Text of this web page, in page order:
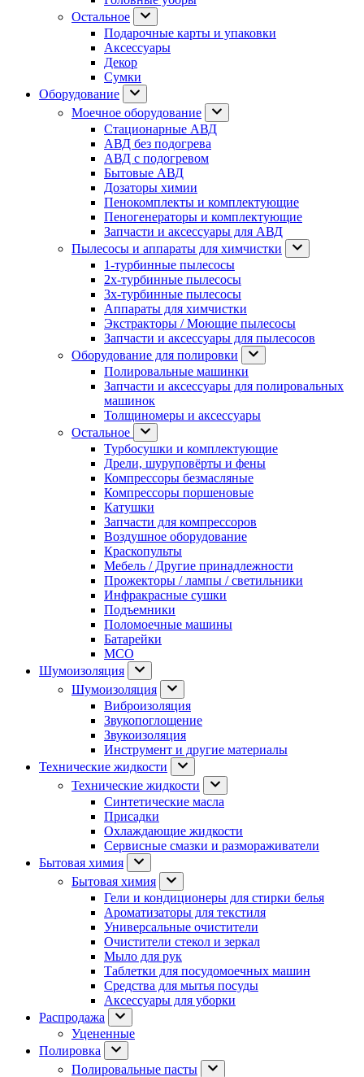
Остальное
Подарочные карты и упаковки
Аксессуары
Декор
Сумки
Оборудование
Моечное оборудование
Стационарные АВД
АВД без подогрева
АВД с подогревом
Бытовые АВД
Дозаторы химии
Пенокомплекты и комплектующие
Пеногенераторы и комплектующие
Запчасти и аксессуары для АВД
Пылесосы и аппараты для химчистки
1-турбинные пылесосы
2х-турбинные пылесосы
3х-турбинные пылесосы
Аппараты для химчистки
Экстракторы / Моющие пылесосы
Запчасти и аксессуары для пылесосов
Оборудование для полировки
Полировальные машинки
Запчасти и аксессуары для полировальных
машинок
Толщиномеры и аксессуары
Остальное
Турбосушки и комплектующие
Дрели, шуруповёрты и фены
Компрессоры безмасляные
Компрессоры поршеновые
Катушки
Запчасти для компрессоров
Воздушное оборудование
Краскопульты
Мебель / Другие принадлежности
Прожекторы / лампы / светильники
Инфракрасные сушки
Подъемники
Поломоечные машины
Батарейки
МСО
Шумоизоляция
Шумоизоляция
Виброизоляция
Звукопоглощение
Звукоизоляция
Инструмент и другие материалы
Технические жидкости
Технические жидкости
Синтетические масла
Присадки
Охлаждающие жидкости
Сервисные смазки и размораживатели
Бытовая химия
Бытовая химия
Гели и кондиционеры для стирки белья
Ароматизаторы для текстиля
Универсальные очистители
Очистители стекол и зеркал
Мыло для рук
Таблетки для посудомоечных машин
Средства для мытья посуды
Аксессуары для уборки
Распродажа
Уцененные
Полировка
Полировальные пасты